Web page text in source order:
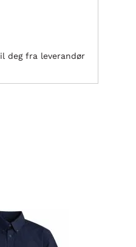
deg fra leverandør